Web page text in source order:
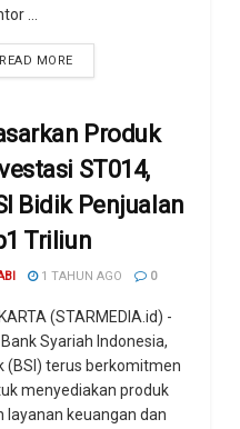
...
READ MORE
Produk
ST014,
Bidik Penjualan
Triliun
1 TAHUN AGO 0
(STARMEDIA.id) -
Bank Syariah Indonesia,
(BSI) terus berkomitmen
menyediakan produk
layanan keuangan dan